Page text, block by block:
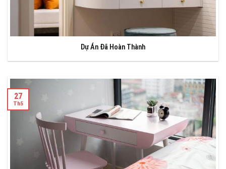
Dự Án Đã Hoàn Thành
27
Th5